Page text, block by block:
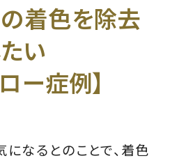
着色を除去
い
ー症例】
なるとのことで、着色